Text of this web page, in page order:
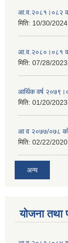
आ.व.२०८१।०८२ को
मिति: 10/30/
आ.व.२०८०।०८१
मिति: 07/28/
आर्थिक वर्ष
मिति: 01/20/
आ व २०७७/०७८ काे
मिति: 02/22/
अन्य
योजना तथा